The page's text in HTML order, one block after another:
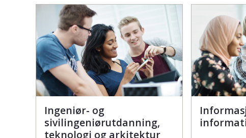
Ingeniør- og
sivilingeniørutdanning,
teknologi og arkitektur